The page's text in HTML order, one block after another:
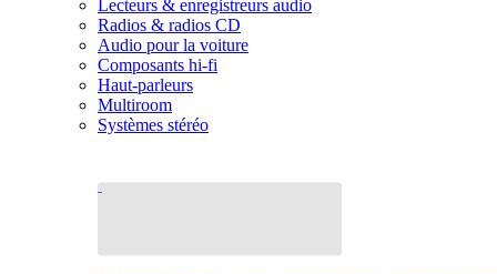
Lecteurs & enregistreurs audio
Radios & radios CD
Audio pour la voiture
Composants hi-fi
Haut-parleurs
Multiroom
Systèmes stéréo